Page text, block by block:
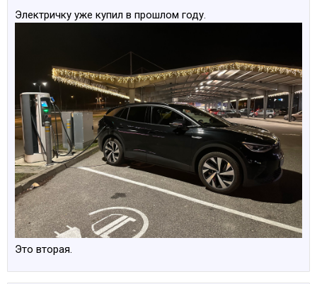
Электричку уже купил в прошлом году.
Это вторая.